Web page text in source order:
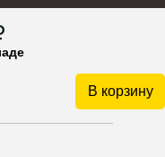
В корзину